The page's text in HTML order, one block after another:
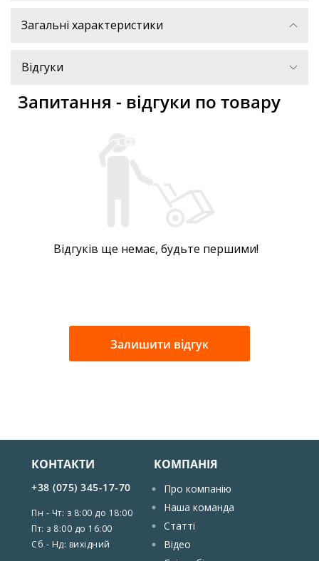
Загальні характеристики
Відгуки
Запитання - відгуки по товару
Відгуків ще немає, будьте першими!
Залишити відгук
КОНТАКТИ
+38 (075) 345-17-70
Пн - Чт: з 8:00 до 18:00
Пт: з 8:00 до 16:00
Сб - Нд: вихідний
КОМПАНІЯ
Про компанію
Наша команда
Статті
Відео